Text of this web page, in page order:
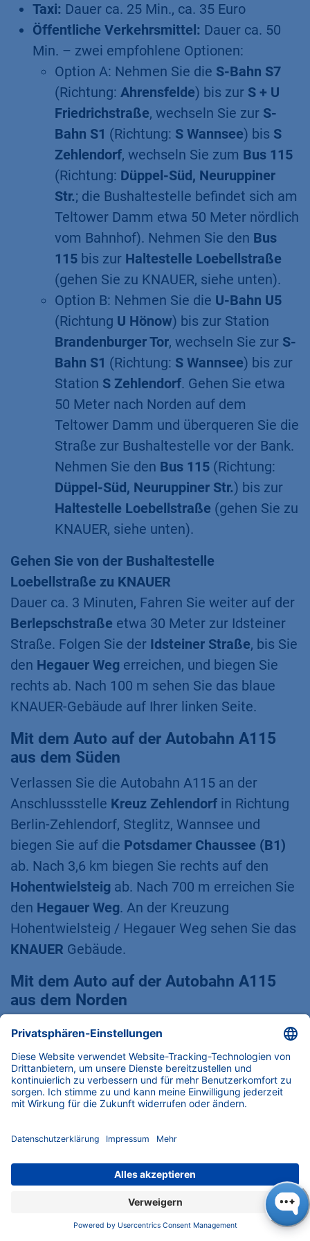
Taxi: Dauer ca. 25 Min., ca. 35 Euro
Öffentliche Verkehrsmittel: Dauer ca. 50
Min. – zwei empfohlene Optionen:
Option A: Nehmen Sie die S-Bahn S7
(Richtung: Ahrensfelde) bis zur S + U
Friedrichstraße, wechseln Sie zur S-
Bahn S1 (Richtung: S Wannsee) bis S
Zehlendorf, wechseln Sie zum Bus 115
(Richtung: Düppel-Süd, Neuruppiner
Str.; die Bushaltestelle befindet sich am
Teltower Damm etwa 50 Meter nördlich
vom Bahnhof). Nehmen Sie den Bus
115 bis zur Haltestelle Loebellstraße
(gehen Sie zu KNAUER, siehe unten).
Option B: Nehmen Sie die U-Bahn U5
(Richtung U Hönow) bis zur Station
Brandenburger Tor, wechseln Sie zur S-
Bahn S1 (Richtung: S Wannsee) bis zur
Station S Zehlendorf. Gehen Sie etwa
50 Meter nach Norden auf dem
Teltower Damm und überqueren Sie die
Straße zur Bushaltestelle vor der Bank.
Nehmen Sie den Bus 115 (Richtung:
Düppel-Süd, Neuruppiner Str.) bis zur
Haltestelle Loebellstraße (gehen Sie zu
KNAUER, siehe unten).
Gehen Sie von der Bushaltestelle
Loebellstraße zu KNAUER
​Dauer ca. 3 Minuten, Fahren Sie weiter auf der
Berlepschstraße etwa 30 Meter zur Idsteiner
Straße. Folgen Sie der Idsteiner Straße, bis Sie
den Hegauer Weg erreichen, und biegen Sie
rechts ab. Nach 100 m sehen Sie das blaue
KNAUER-Gebäude auf Ihrer linken Seite.
Mit dem Auto auf der Autobahn A115
aus dem Süden
Verlassen Sie die Autobahn A115 an der
Anschlussstelle Kreuz Zehlendorf in Richtung
Berlin-Zehlendorf, Steglitz, Wannsee und
biegen Sie auf die Potsdamer Chaussee (B1)
ab. Nach 3,6 km biegen Sie rechts auf den
Hohentwielsteig ab. Nach 700 m erreichen Sie
den Hegauer Weg. An der Kreuzung
Hohentwielsteig / Hegauer Weg sehen Sie das
KNAUER Gebäude.
Mit dem Auto auf der Autobahn A115
aus dem Norden
Verlassen Sie die Autobahn A115 an der
und biegen Sie links in die
Hüttenweg ein. Nach ca. 1 km biegen Sie
rechts in dieOnkel-Tom-Straße (B1)ein. Nach
3,7 km erreichen Sie diePotsdamer Straße
einer Eisenbahnbrücke hindurchgefahren sind)
machen Sie eine Wende. Fahren Sie 200 Meter
in die entgegengesetzte Richtung und biegen
Sie rechts in den Hohentwielsteigein. Nach